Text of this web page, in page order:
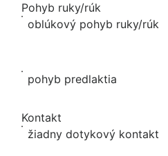
Pohyb ruky/rúk
oblúkový pohyb ruky/rúk
pohyb predlaktia
Kontakt
žiadny dotykový kontakt